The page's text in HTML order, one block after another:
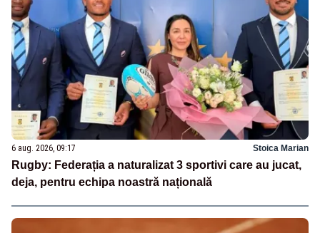
6 aug. 2026, 09:17 Stoica Marian
Rugby: Federația a naturalizat 3 sportivi care au jucat,
deja, pentru echipa noastră națională